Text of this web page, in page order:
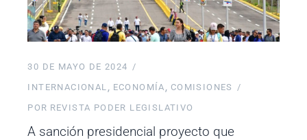
30 DE MAYO DE 2024
INTERNACIONAL
ECONOMÍA
COMISIONES
POR REVISTA PODER LEGISLATIVO
A sanción presidencial proyecto que